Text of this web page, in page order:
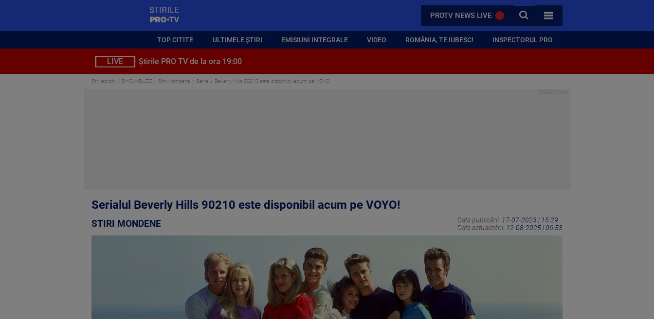
PROTV NEWS LIVE CAUTA
TOATE CATEGORIILE
TOP CITITE ULTIMELE ȘTIRI EMISIUNI INTEGRALE VIDEO ROMÂNIA, TE IUBESC! INSPECTORUL PRO
LIVE Știrile PRO TV de la ora 19:00
Stirileprotv SHOW-BUZZ Stiri Mondene Serialul Beverly Hills 90210 este disponibil acum pe VOYO!
Serialul Beverly Hills 90210 este disponibil acum pe VOYO!
STIRI MONDENE Data publicării: 17-07-2023 | 15:29
Data actualizării: 12-08-2025 | 06:53